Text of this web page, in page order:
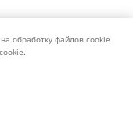
обработку файлов cookie